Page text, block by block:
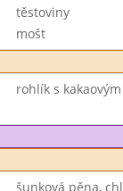
těstoviny
mošt
rohlík s
šunková pěna,